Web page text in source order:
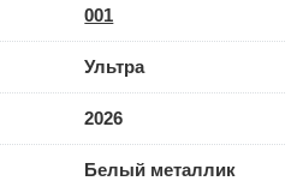
001
Ультра
2026
Белый металлик